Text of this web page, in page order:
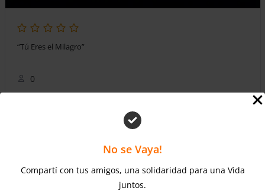
No se Vaya!
Compartí con tus amigos, una solidaridad para una Vida
juntos.
“Tú Eres el Milagro”
0
Inscripción en el curso